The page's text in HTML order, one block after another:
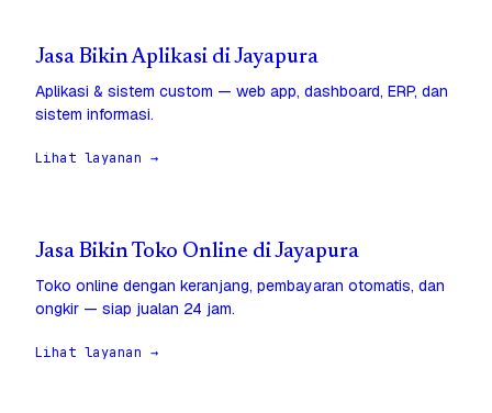
Jasa Bikin Aplikasi di Jayapura
Aplikasi & sistem custom — web app, dashboard, ERP, dan
sistem informasi.
Lihat layanan →
Jasa Bikin Toko Online di Jayapura
Toko online dengan keranjang, pembayaran otomatis, dan
ongkir — siap jualan 24 jam.
Lihat layanan →